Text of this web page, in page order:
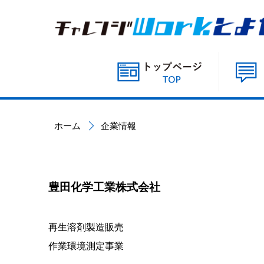
ホーム 企業情報
豊田化学工業株式会社
再生溶剤製造販売
作業環境測定事業